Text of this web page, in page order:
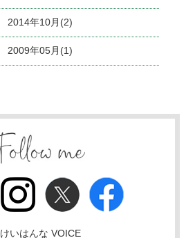
2014年10月(2)
2009年05月(1)
けいはんな VOICE